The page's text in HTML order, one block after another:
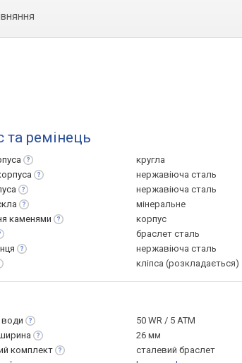
та ремінець
кругла
нержавіюча сталь
нержавіюча сталь
мінеральне
каменями
корпус
браслет сталь
нержавіюча сталь
кліпса (розкладається)
води
50 WR / 5 ATM
26 мм
комплект
сталевий браслет